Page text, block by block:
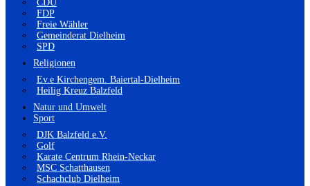
CDU
FDP
Freie Wähler
Gemeinderat Dielheim
SPD
Religionen
Ev.e Kirchengem. Baiertal-Dielheim
Heilig Kreuz Balzfeld
Natur und Umwelt
Sport
DJK Balzfeld e.V.
Golf
Karate Centrum Rhein-Neckar
MSC Schatthausen
Schachclub Dielheim